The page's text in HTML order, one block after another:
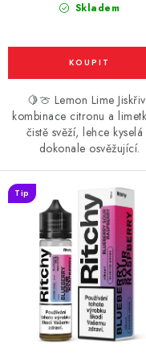
Skladem
🍋🍈 Lemon Lime
kombinace citronu a
čistě svěží, lehce kyselá
dokonale osvěžující.
Tip